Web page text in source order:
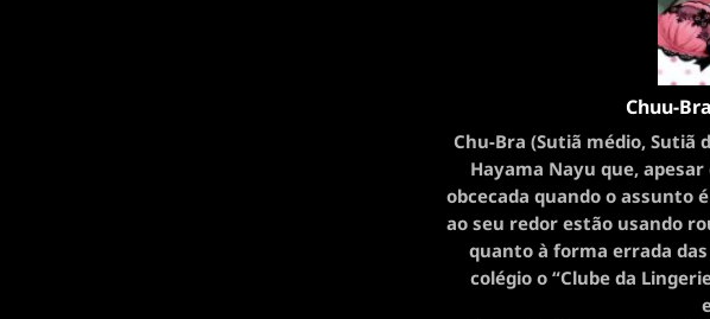
Chuu-
Chu-Bra (Sutiã médio, Sutiã
Hayama Nayu que,
obcecada quando o assunto
ao seu redor estão usando
quanto à forma errada
colégio o “Clube da